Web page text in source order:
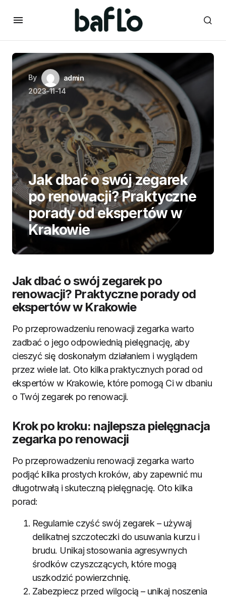
By
admin
2023-11-14
Jak dbać o swój zegarek
po renowacji? Praktyczne
porady od ekspertów w
Krakowie
Jak dbać o swój zegarek po
renowacji? Praktyczne porady od
ekspertów w Krakowie
Po przeprowadzeniu renowacji zegarka warto
zadbać o jego odpowiednią pielęgnację, aby
cieszyć się doskonałym działaniem i wyglądem
przez wiele lat. Oto kilka praktycznych porad od
ekspertów w Krakowie, które pomogą Ci w dbaniu
o Twój zegarek po renowacji.
Krok po kroku: najlepsza pielęgnacja
zegarka po renowacji
Po przeprowadzeniu renowacji zegarka warto
podjąć kilka prostych kroków, aby zapewnić mu
długotrwałą i skuteczną pielęgnację. Oto kilka
porad:
Regularnie czyść swój zegarek – używaj
delikatnej szczoteczki do usuwania kurzu i
brudu. Unikaj stosowania agresywnych
środków czyszczących, które mogą
uszkodzić powierzchnię.
Zabezpiecz przed wilgocią – unikaj noszenia